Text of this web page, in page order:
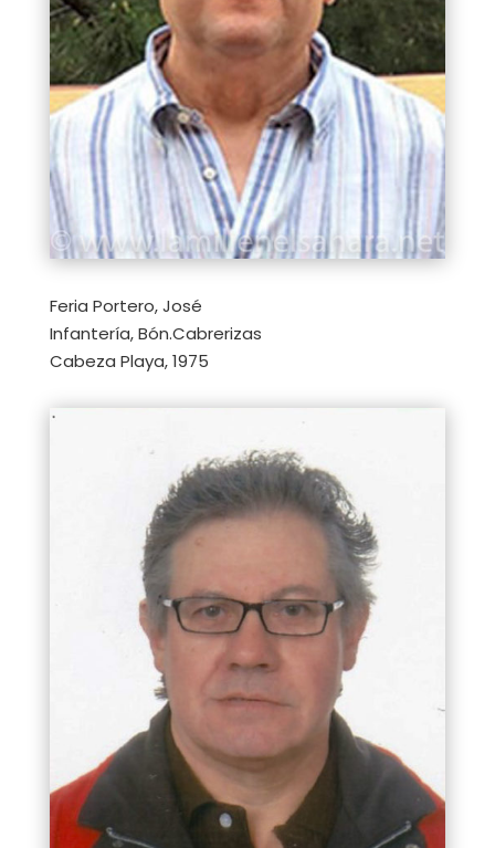
Feria Portero, José
Infantería, Bón.Cabrerizas
Cabeza Playa, 1975